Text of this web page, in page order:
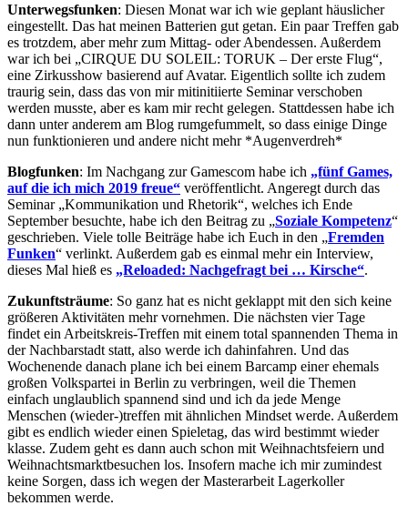
Unterwegsfunken: Diesen Monat war ich wie geplant häuslicher
eingestellt. Das hat meinen Batterien gut getan. Ein paar Treffen gab
es trotzdem, aber mehr zum Mittag- oder Abendessen. Außerdem
war ich bei „CIRQUE DU SOLEIL: TORUK – Der erste Flug“,
eine Zirkusshow basierend auf Avatar. Eigentlich sollte ich zudem
traurig sein, dass das von mir mitinitiierte Seminar verschoben
werden musste, aber es kam mir recht gelegen. Stattdessen habe ich
dann unter anderem am Blog rumgefummelt, so dass einige Dinge
nun funktionieren und andere nicht mehr *Augenverdreh*
Blogfunken: Im Nachgang zur Gamescom habe ich „fünf Games,
auf die ich mich 2019 freue“ veröffentlicht. Angeregt durch das
Seminar „Kommunikation und Rhetorik“, welches ich Ende
September besuchte, habe ich den Beitrag zu „Soziale Kompetenz“
geschrieben. Viele tolle Beiträge habe ich Euch in den „Fremden
Funken“ verlinkt. Außerdem gab es einmal mehr ein Interview,
dieses Mal hieß es „Reloaded: Nachgefragt bei … Kirsche“.
Zukunftsträume: So ganz hat es nicht geklappt mit den sich keine
größeren Aktivitäten mehr vornehmen. Die nächsten vier Tage
findet ein Arbeitskreis-Treffen mit einem total spannenden Thema in
der Nachbarstadt statt, also werde ich dahinfahren. Und das
Wochenende danach plane ich bei einem Barcamp einer ehemals
großen Volkspartei in Berlin zu verbringen, weil die Themen
einfach unglaublich spannend sind und ich da jede Menge
Menschen (wieder-)treffen mit ähnlichen Mindset werde. Außerdem
gibt es endlich wieder einen Spieletag, das wird bestimmt wieder
klasse. Zudem geht es dann auch schon mit Weihnachtsfeiern und
Weihnachtsmarktbesuchen los. Insofern mache ich mir zumindest
keine Sorgen, dass ich wegen der Masterarbeit Lagerkoller
bekommen werde.